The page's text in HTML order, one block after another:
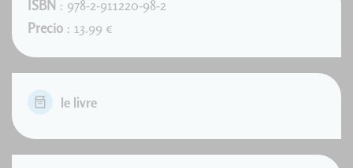
ISBN : 978-2-911220-98-2
Precio : 13.99 €
le livre